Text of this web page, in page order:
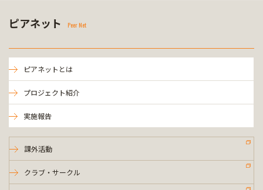
ピアネット Peer Net
ピアネットとは
プロジェクト紹介
実施報告
課外活動
クラブ・サークル